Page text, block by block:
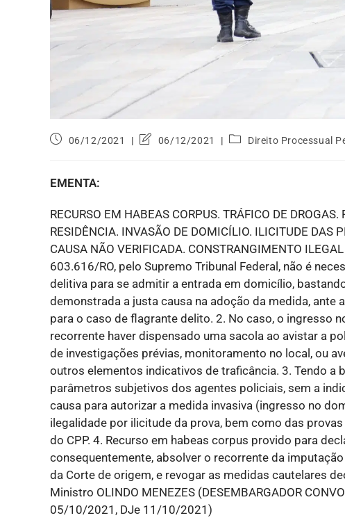
06/12/2021 06/12/2021 Direito Processual
EMENTA:
RECURSO EM HABEAS CORPUS. TRÁFICO DE
RESIDÊNCIA. INVASÃO DE DOMICÍLIO. ILICITUDE DAS
CAUSA NÃO VERIFICADA. CONSTRANGIMENTO
603.616/RO, pelo Supremo Tribunal Federal, não é
delitiva para se admitir a entrada em domicílio,
demonstrada a justa causa na adoção da medida,
para o caso de flagrante delito. 2. No caso, o ingresso
recorrente haver dispensado uma sacola ao avistar a
de investigações prévias, monitoramento no local, ou
outros elementos indicativos de traficância. 3. Tendo a
parâmetros subjetivos dos agentes policiais, sem a
causa para autorizar a medida invasiva (ingresso no
ilegalidade por ilicitude da prova, bem como das
do CPP. 4. Recurso em habeas corpus provido para
consequentemente, absolver o recorrente da
da Corte de origem, e revogar as medidas cautelares
Ministro OLINDO MENEZES (DESEMBARGADOR
05/10/2021, DJe 11/10/2021)